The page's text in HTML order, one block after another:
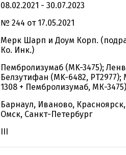
08.02.2021 - 30.07.2023
№ 244 от 17.05.2021
Мерк Шарп и Доум Корп.
Ко. Инк.)
Пембролизумаб (MK-3475);
Белзутифан (MK-6482,
1308 + Пембролизумаб, МК-3475)
Барнаул, Иваново,
Омск, Санкт-Петербург
III